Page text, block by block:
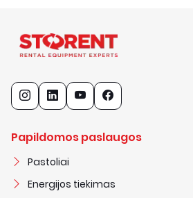
Papildomos paslaugos
Pastoliai
Energijos tiekimas